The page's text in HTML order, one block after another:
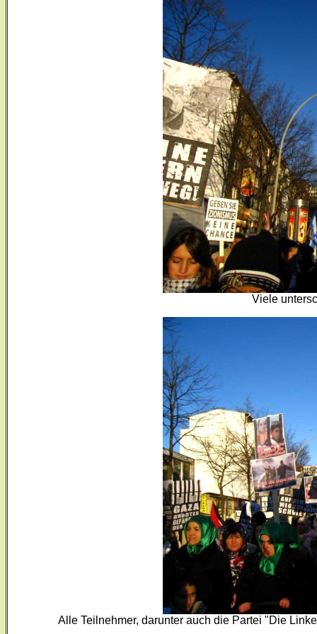
Viele
Alle Teilnehmer, darunter auch die Partei "Die